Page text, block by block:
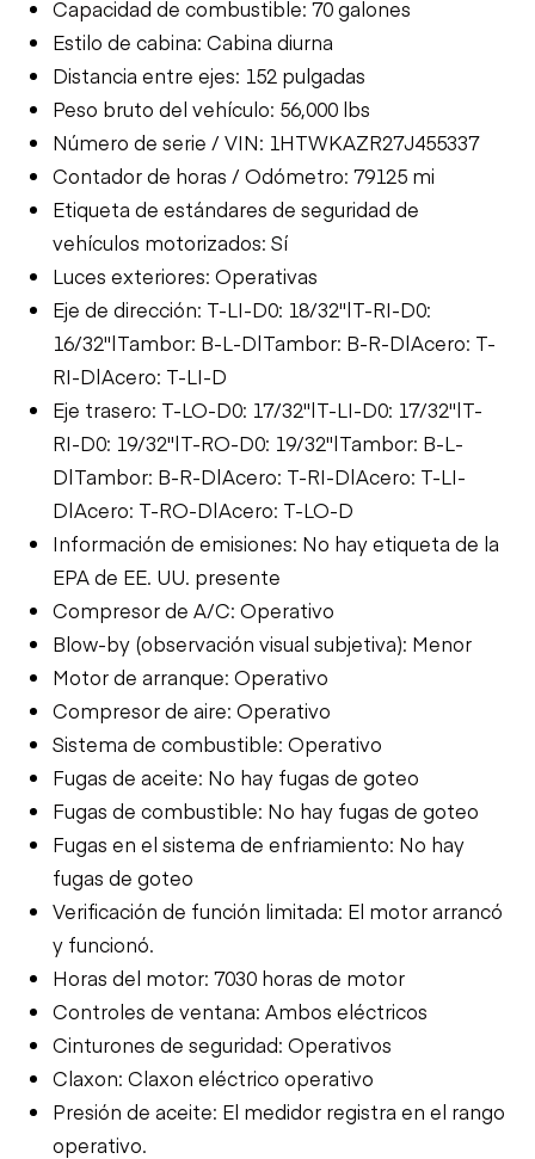
Capacidad de combustible: 70 galones
Estilo de cabina: Cabina diurna
Distancia entre ejes: 152 pulgadas
Peso bruto del vehículo: 56,000 lbs
Número de serie / VIN: 1HTWKAZR27J455337
Contador de horas / Odómetro: 79125 mi
Etiqueta de estándares de seguridad de
vehículos motorizados: Sí
Luces exteriores: Operativas
Eje de dirección: T-LI-D0: 18/32"|T-RI-D0:
16/32"|Tambor: B-L-D|Tambor: B-R-D|Acero: T-
RI-D|Acero: T-LI-D
Eje trasero: T-LO-D0: 17/32"|T-LI-D0: 17/32"|T-
RI-D0: 19/32"|T-RO-D0: 19/32"|Tambor: B-L-
D|Tambor: B-R-D|Acero: T-RI-D|Acero: T-LI-
D|Acero: T-RO-D|Acero: T-LO-D
Información de emisiones: No hay etiqueta de la
EPA de EE. UU. presente
Compresor de A/C: Operativo
Blow-by (observación visual subjetiva): Menor
Motor de arranque: Operativo
Compresor de aire: Operativo
Sistema de combustible: Operativo
Fugas de aceite: No hay fugas de goteo
Fugas de combustible: No hay fugas de goteo
Fugas en el sistema de enfriamiento: No hay
fugas de goteo
Verificación de función limitada: El motor arrancó
y funcionó.
Horas del motor: 7030 horas de motor
Controles de ventana: Ambos eléctricos
Cinturones de seguridad: Operativos
Claxon: Claxon eléctrico operativo
Presión de aceite: El medidor registra en el rango
operativo.